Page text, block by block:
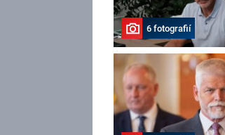
6 fotografií